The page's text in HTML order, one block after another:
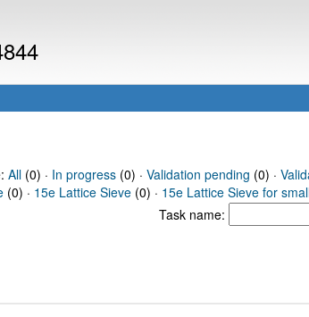
All(0) · In progress(0) · Validation pending (0) ·
(0) · 15e Lattice Sieve (0) · 15e Lattice Sieve for
Task name: